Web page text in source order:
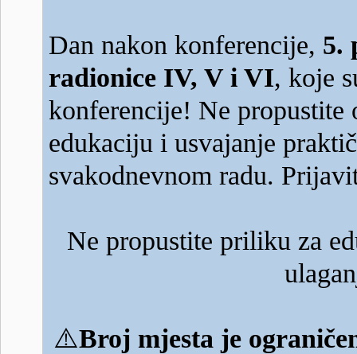
Dan nakon konferencije, 5.
radionice IV, V i VI, koje
konferencije! Ne
edukaciju i usvajanje
svakodnevnom radu.
Ne propustite priliku za
⚠️Broj mjesta je